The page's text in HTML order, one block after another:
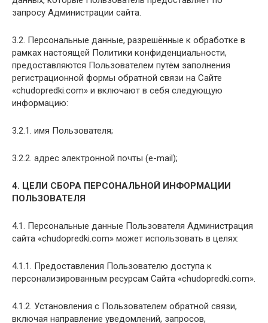
запросу Администрации сайта.
3.2. Персональные данные, разрешённые к обработке в
рамках настоящей Политики конфиденциальности,
предоставляются Пользователем путём заполнения
регистрационной формы обратной связи на Сайте
«chudopredki.com» и включают в себя следующую
информацию:
3.2.1. имя Пользователя;
3.2.2. адрес электронной почты (e-mail);
4. ЦЕЛИ СБОРА ПЕРСОНАЛЬНОЙ ИНФОРМАЦИИ
ПОЛЬЗОВАТЕЛЯ
4.1. Персональные данные Пользователя Администрация
сайта «chudopredki.com» может использовать в целях:
4.1.1. Предоставления Пользователю доступа к
персонализированным ресурсам Сайта «chudopredki.com».
4.1.2. Установления с Пользователем обратной связи,
включая направление уведомлений, запросов,